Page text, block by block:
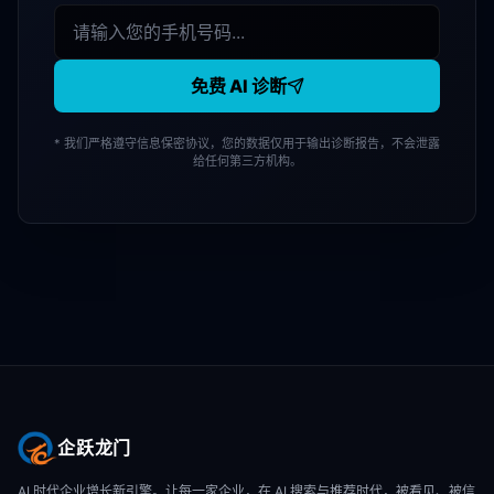
免费 AI 诊断
* 我们严格遵守信息保密协议，您的数据仅用于输出诊断报告，不会泄露
给任何第三方机构。
企跃龙门